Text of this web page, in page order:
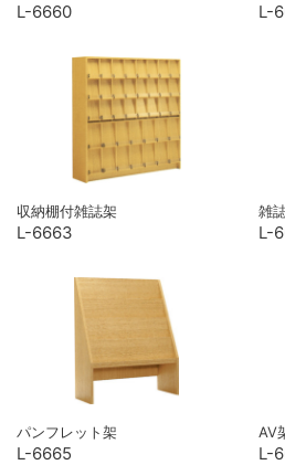
L-6660 L-
収納棚付雑誌架
L-6663
雑
L-
パンフレット架
L-6665
AV
L-